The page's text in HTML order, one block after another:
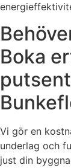
Boka
Vi gör en
underlag och
just din